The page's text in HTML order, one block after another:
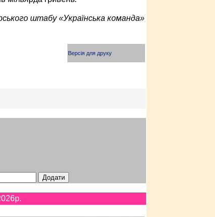
штабу «Українська команда»
Версія для друку